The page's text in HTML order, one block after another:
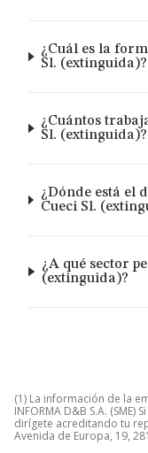
¿Cuál es la
Sl. (extinguida)?
¿Cuántos
Sl. (extinguida)?
¿Dónde está el
Cueci Sl.
¿A qué sector
(extinguida)?
(1) La información de la
INFORMA D&B S.A.
dirígete acreditando tu
Avenida de Europa, 19,